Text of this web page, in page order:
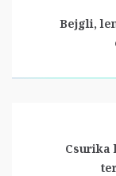
Bejgli,
Csurika